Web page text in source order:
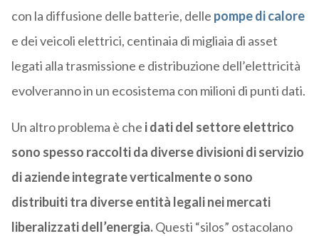
con la diffusione delle batterie, delle pompe di calore
e dei veicoli elettrici, centinaia di migliaia di asset
legati alla trasmissione e distribuzione dell’elettricità
evolveranno in un ecosistema con milioni di punti dati.
Un altro problema è che i dati del settore elettrico
sono spesso raccolti da diverse divisioni di servizio
di aziende integrate verticalmente o sono
distribuiti tra diverse entità legali nei mercati
liberalizzati dell’energia.Questi “silos” ostacolano